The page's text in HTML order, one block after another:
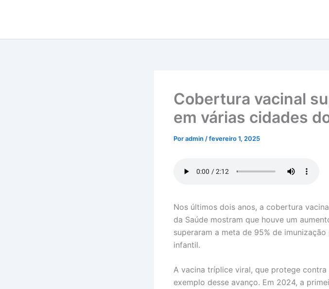
Cobertura vacinal
em várias cidades
Poradmin /fevereiro 1, 2025
Nos últimos dois anos, a cobertura
da Saúde mostram que houve um
superaram a meta de 95% de
infantil.
A vacina tríplice viral, que protege
exemplo desse avanço. Em 2024, a